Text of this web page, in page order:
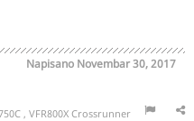
Napisano Novembar 30, 2017
, VFR800X Crossrunner